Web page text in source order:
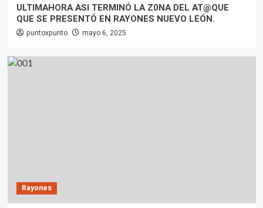
ULTIMAHORA ASI TERMINÓ LA Z0NA DEL AT@QUE
QUE SE PRESENTÓ EN RAYONES NUEVO LEÓN.
puntoxpunto mayo 6, 2025
Rayones